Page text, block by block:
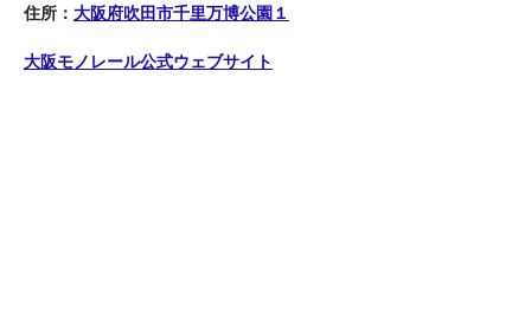
住所： 大阪府吹田市千里万博公園１
大阪モノレール公式ウェブサイト